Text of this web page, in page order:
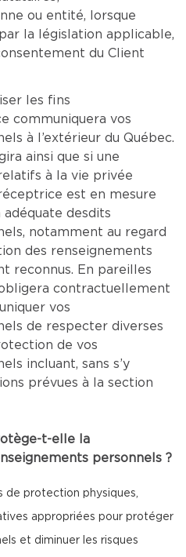
ou entité, lorsque
la législation applicable,
du Client
les fins
communiquera vos
à l’extérieur du Québec.
ainsi que si une
à la vie privée
est en mesure
adéquate desdits
notamment au regard
des renseignements
reconnus. En pareilles
contractuellement
vos
de respecter diverses
de vos
incluant, sans s’y
prévues à la section
t-elle la
personnels ?
de protection physiques,
appropriées pour protéger
et diminuer les risques